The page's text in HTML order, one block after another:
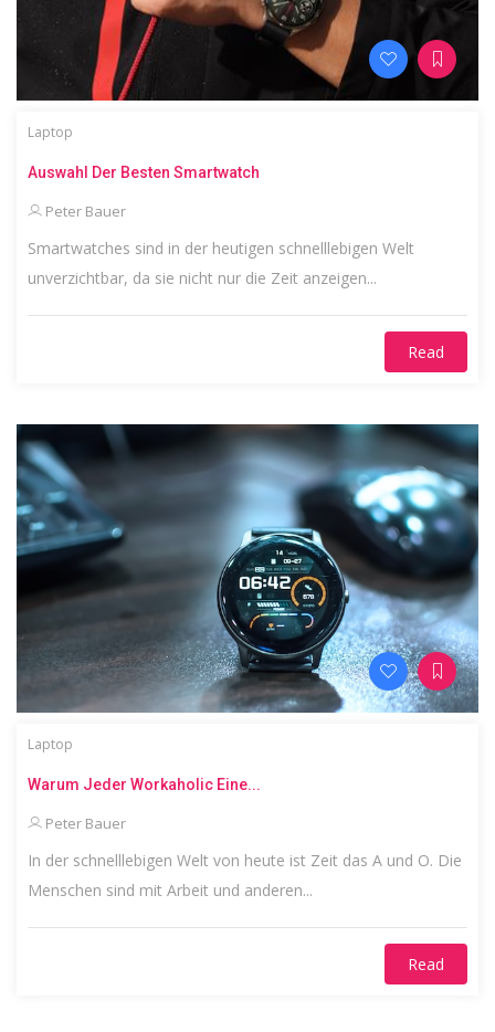
Laptop
Auswahl Der Besten Smartwatch
Peter Bauer
Smartwatches sind in der heutigen schnelllebigen Welt
unverzichtbar, da sie nicht nur die Zeit anzeigen...
Read
Laptop
Warum Jeder Workaholic Eine...
Peter Bauer
In der schnelllebigen Welt von heute ist Zeit das A und O. Die
Menschen sind mit Arbeit und anderen...
Read